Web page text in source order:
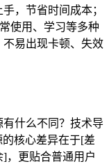
，节省时间成本；
使用、学习等多种
易出现卡顿、失效
什么不同？技术导
核心差异在于[差
，更贴合普通用户